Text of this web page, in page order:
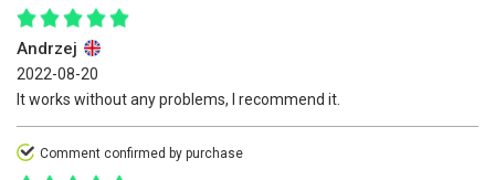
Andrzej
2022-08-20
It works without any problems, I recommend it.
Comment confirmed by purchase